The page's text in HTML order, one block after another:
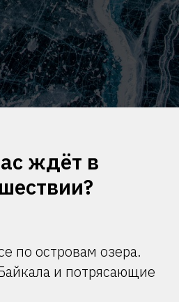
ждёт в
по островам озера.
и потрясающие